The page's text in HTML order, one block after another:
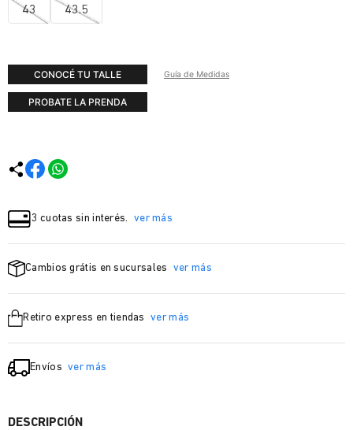
43 43.5
CONOCÉ TU TALLE Guía de Medidas
PROBATE LA PRENDA
3 cuotas sin interés. ver más
Cambios grátis en sucursales ver más
Retiro express en tiendas ver más
Envíos ver más
DESCRIPCIÓN